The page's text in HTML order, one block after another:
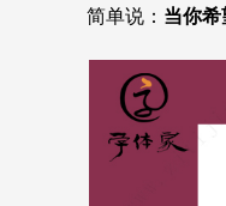
简单说： 当你